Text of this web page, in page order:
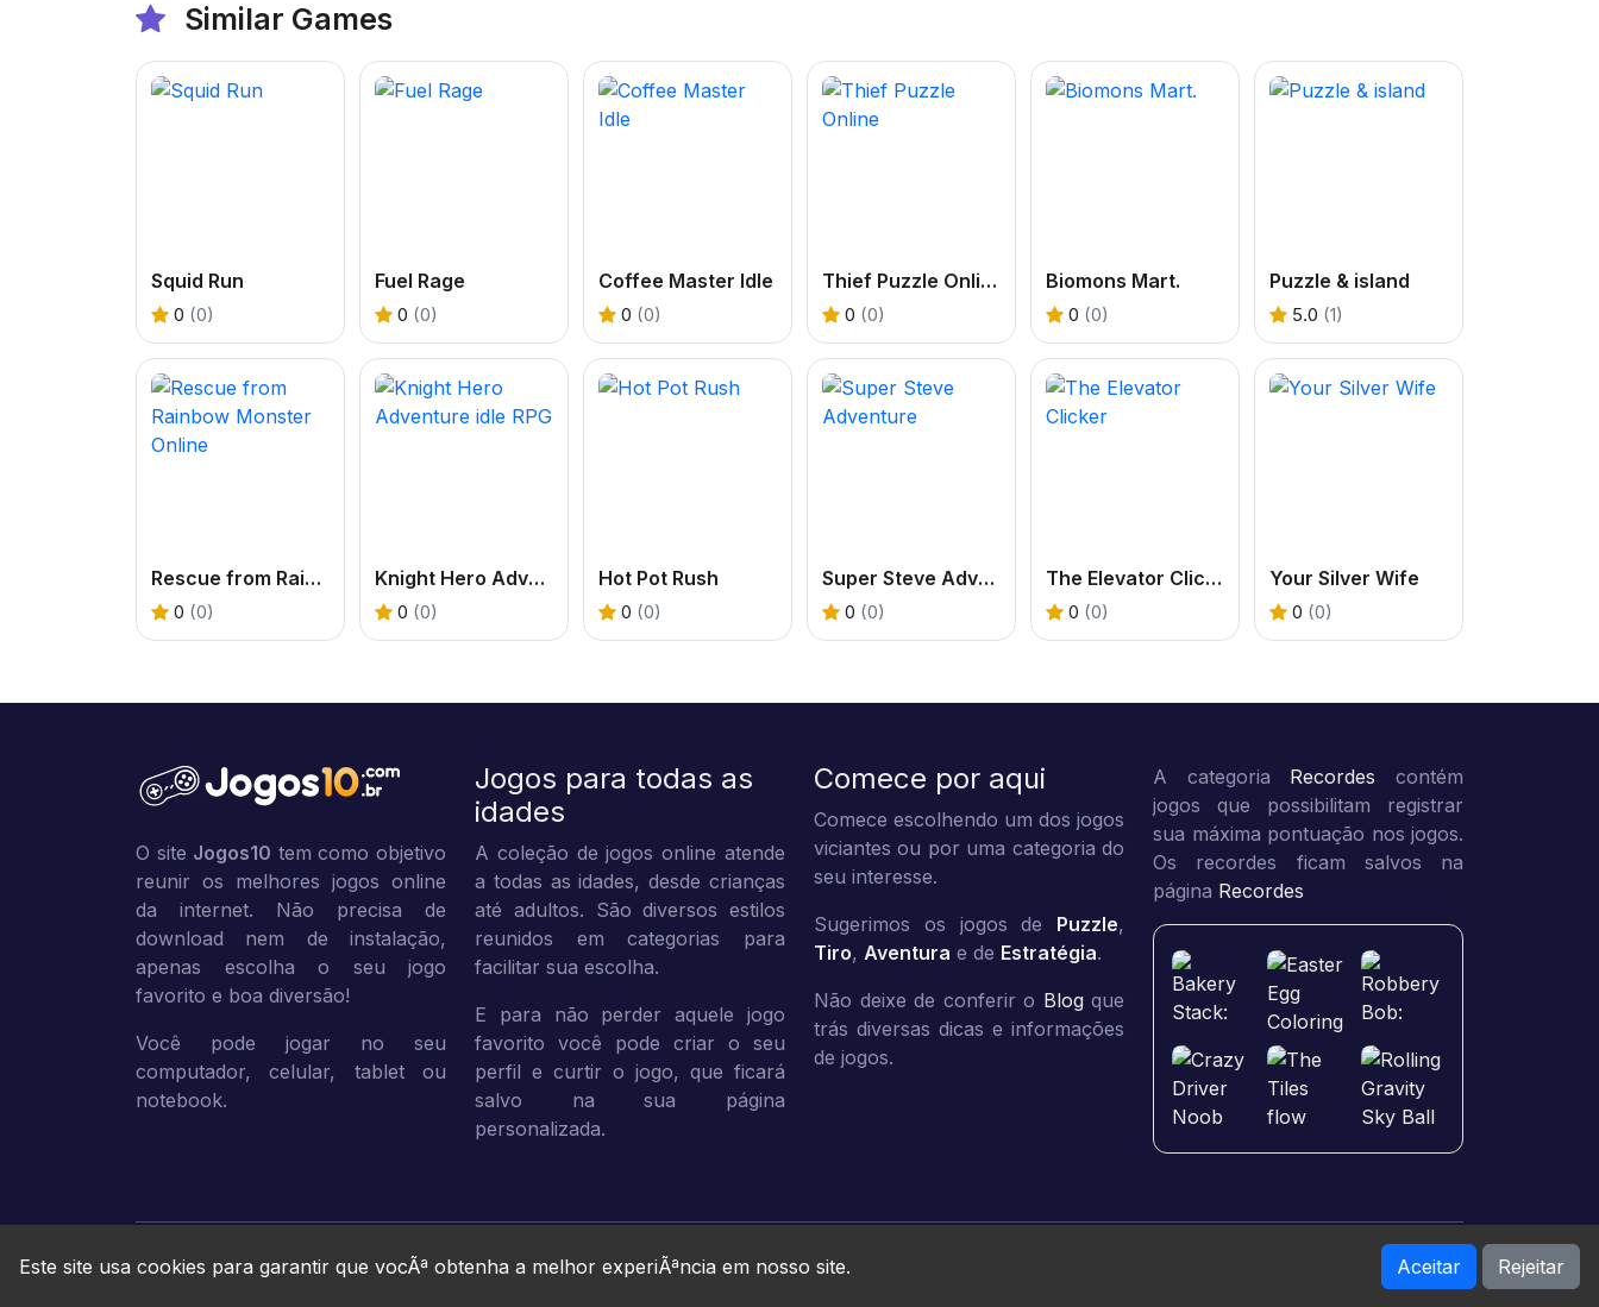
Similar Games
Squid Run
0 (0)
Fuel Rage
0 (0)
Coffee Master Idle
0 (0)
Thief Puzzle Online
0 (0)
Biomons Mart.
0 (0)
Puzzle & island
5.0 (1)
Rescue from Rainbow Monster Online
0 (0)
Knight Hero Adventure idle RPG
0 (0)
Hot Pot Rush
0 (0)
Super Steve Adventure
0 (0)
The Elevator Clicker
0 (0)
Your Silver Wife
0 (0)
O site Jogos10 tem como objetivo
reunir os melhores jogos online
da internet. Não precisa de
download nem de instalação,
apenas escolha o seu jogo
favorito e boa diversão!
Você pode jogar no seu
computador, celular, tablet ou
notebook.
Jogos para todas as
idades
A coleção de jogos online atende
a todas as idades, desde crianças
até adultos. São diversos estilos
reunidos em categorias para
facilitar sua escolha.
E para não perder aquele jogo
favorito você pode criar o seu
perfil e curtir o jogo, que ficará
salvo na sua página
personalizada.
Comece por aqui
Comece escolhendo um dos jogos
viciantes ou por uma categoria do
seu interesse.
Sugerimos os jogos de Puzzle,
Tiro, Aventura e de Estratégia.
Não deixe de conferir o Blog que
trás diversas dicas e informações
de jogos.
A categoria Recordes contém
jogos que possibilitam registrar
sua máxima pontuação nos jogos.
Os recordes ficam salvos na
página Recordes
Jogos10 © 2026. All rights reserved.
Este site usa cookies para garantir que vocÃª obtenha a melhor experiÃªncia em nosso site. Aceitar Rejeitar